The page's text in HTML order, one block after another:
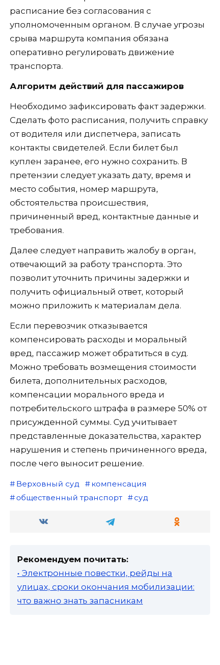
расписание без согласования с
уполномоченным органом. В случае угрозы
срыва маршрута компания обязана
оперативно регулировать движение
транспорта.
Алгоритм действий для пассажиров
Необходимо зафиксировать факт задержки.
Сделать фото расписания, получить справку
от водителя или диспетчера, записать
контакты свидетелей. Если билет был
куплен заранее, его нужно сохранить. В
претензии следует указать дату, время и
место события, номер маршрута,
обстоятельства происшествия,
причиненный вред, контактные данные и
требования.
Далее следует направить жалобу в орган,
отвечающий за работу транспорта. Это
позволит уточнить причины задержки и
получить официальный ответ, который
можно приложить к материалам дела.
Если перевозчик отказывается
компенсировать расходы и моральный
вред, пассажир может обратиться в суд.
Можно требовать возмещения стоимости
билета, дополнительных расходов,
компенсации морального вреда и
потребительского штрафа в размере 50% от
присужденной суммы. Суд учитывает
представленные доказательства, характер
нарушения и степень причиненного вреда,
после чего выносит решение.
Верховный суд
компенсация
общественный транспорт
суд
Рекомендуем почитать:
• Электронные повестки, рейды на
улицах, сроки окончания мобилизации:
что важно знать запасникам